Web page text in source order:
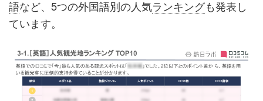
語など、5つの外国語別の人気ランキングも発表し
ています。